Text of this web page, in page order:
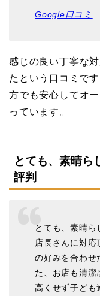
Google口コミ
感じの良い丁寧な
たという口コミで
方でも安心してオ
っています。
とても、素晴ら
評判
とても、素晴ら
店長さんに対応
の好みを合わせ
た、お店も清潔
高くせず子ども